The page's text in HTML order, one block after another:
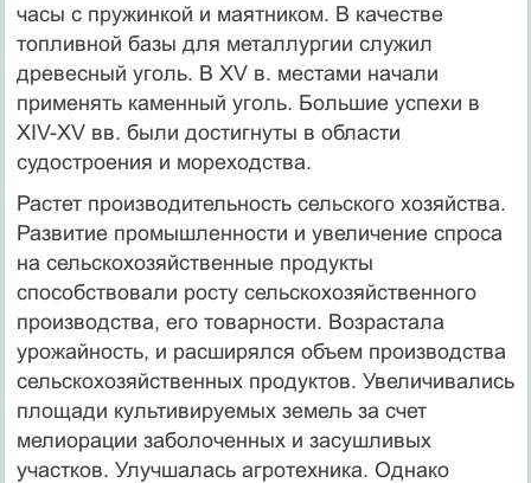
часы с пружинкой и маятником. В качестве
топливной базы для металлургии служил
древесный уголь. В XV в. местами начали
применять каменный уголь. Большие успехи в
XIV-XV вв. были достигнуты в области
судостроения и мореходства.
Растет производительность сельского хозяйства.
Развитие промышленности и увеличение спроса
на сельскохозяйственные продукты
способствовали росту сельскохозяйственного
производства, его товарности. Возрастала
урожайность, и расширялся объем производства
сельскохозяйственных продуктов. Увеличивались
площади культивируемых земель за счет
мелиорации заболоченных и засушливых
участков. Улучшалась агротехника. Однако